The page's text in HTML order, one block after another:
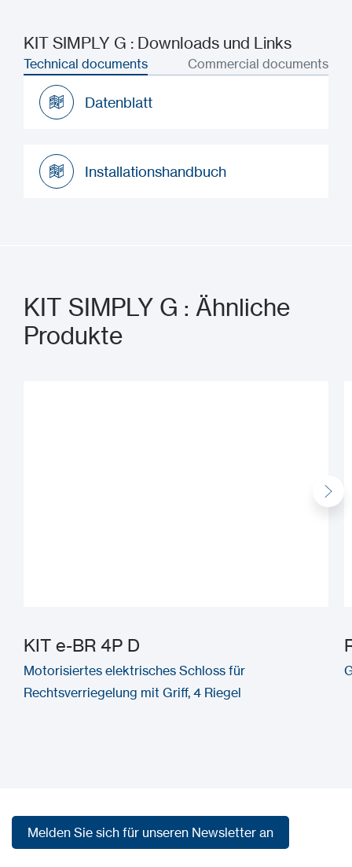
KIT SIMPLY G : Downloads und Links
Technical documents Commercial documents
Datenblatt
Installationshandbuch
KIT SIMPLY G : Ähnliche
Produkte
KIT e-BR 4P D
Motorisiertes elektrisches Schloss für
Rechtsverriegelung mit Griff, 4 Riegel
Melden Sie sich für unseren Newsletter an